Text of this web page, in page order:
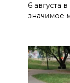
6 августа
значимое